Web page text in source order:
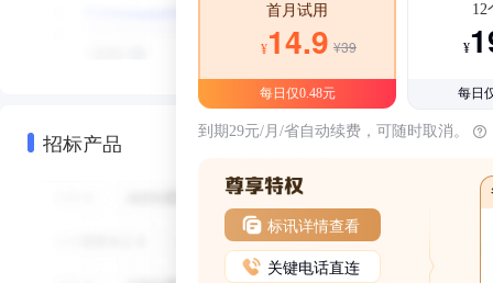
招标产品
首月试用
¥14.9 ¥39
每日仅0.48元
12
¥
每日
到期29元/月/省自动续费，可随时取消。
标讯详情查看
关键电话直连